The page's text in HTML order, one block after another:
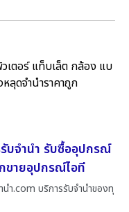
เตอร์ แท็บเล็ต กล้อง แบ
ลุดจำนำราคาถูก
บจำนำ รับซื้ออุปกรณ์
ขายอุปกรณ์ไอที
า.com บริการรับจำนำของทุ